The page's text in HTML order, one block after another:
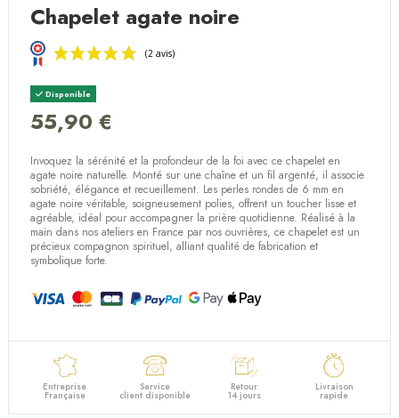
Chapelet agate noire
(2 avis)
Disponible
55,90 €
Invoquez la sérénité et la profondeur de la foi avec ce chapelet en
agate noire naturelle. Monté sur une chaîne et un fil argenté, il associe
sobriété, élégance et recueillement. Les perles rondes de 6 mm en
agate noire véritable, soigneusement polies, offrent un toucher lisse et
agréable, idéal pour accompagner la prière quotidienne. Réalisé à la
main dans nos ateliers en France par nos ouvrières, ce chapelet est un
précieux compagnon spirituel, alliant qualité de fabrication et
symbolique forte.
Entreprise
Française
Service
client disponible
Retour
14 jours
Livraison
rapide